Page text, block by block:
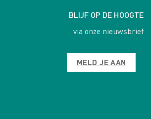
BLIJF OP DE HOOGTE
via onze nieuwsbrief
MELD JE AAN